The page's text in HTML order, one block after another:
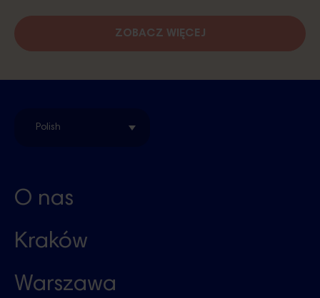
ZOBACZ WIĘCEJ
Polish
O nas
Kraków
Warszawa